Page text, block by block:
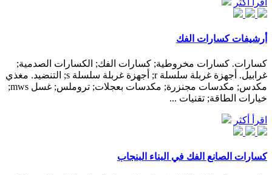
اقرأ أكثر
أرشيفات كسارات الفك
كسارات. كسارات مخروطية; كسارات الفك; الكسارات الصدمية;
غرابيل. أجهزة غربلة سلسلة r; أجهزة غربلة سلسلة s; التنضيد. مغذي
مكدس; مكدسات مجنزرة; مكدسات بعجلات; تروملس; غسل mws;
خيارات الطاقة; تقنيات ...
اقرأ أكثر
كسارات الصانع الفك في البناء البنجاب